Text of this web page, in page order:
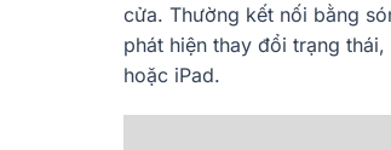
cửa. Thường kết nối bằng
phát hiện thay đổi trạng
hoặc iPad.